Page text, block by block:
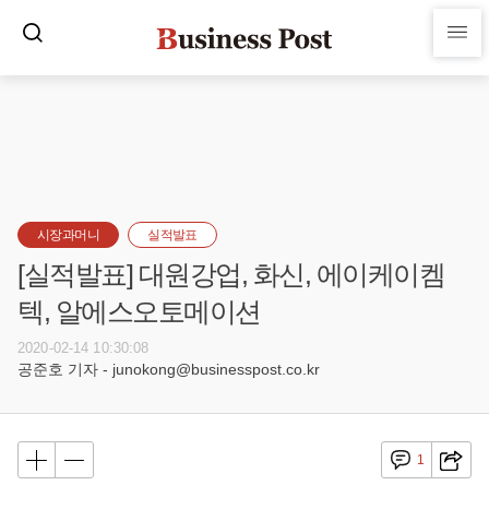
시장과머니 실적발표
[실적발표] 대원강업, 화신, 에이케이켐
텍, 알에스오토메이션
2020-02-14 10:30:08
공준호 기자 - junokong@businesspost.co.kr
1